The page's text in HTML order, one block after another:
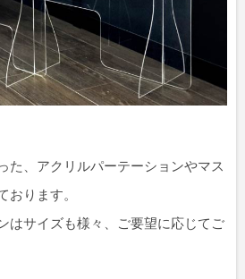
た、アクリルパーテーションやマス
おります。
はサイズも様々、ご要望に応じてご